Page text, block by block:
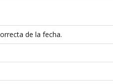
de la fecha.